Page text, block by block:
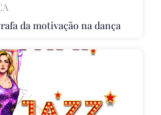
da motivação na dança